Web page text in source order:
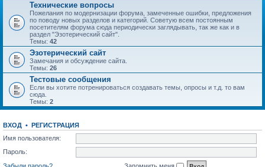
Технические вопросы
Пожелания по модернизации форума, замеченные ошибки, предложения
по поводу новых разделов и категорий. Советую всем постоянным
посетителям форума сюда периодически заглядывать, так же как и в
раздел "Эзотерический сайт".
Темы: 42
Эзотерический сайт
Замечания и обсуждение сайта.
Темы: 26
Тестовые сообщения
Если вы хотите потренироваться создавать темы, опросы и т.д. то вам
сюда.
Темы: 2
ВХОД • РЕГИСТРАЦИЯ
Имя пользователя:
Пароль: